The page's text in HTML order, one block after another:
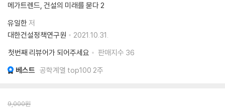
메가트렌드, 건설의 미래를 묻다 2
유일한 저
대한건설정책연구원
2021.10.31.
첫번째 리뷰어가 되어주세요
판매지수 36
베스트 공학계열 top100 2주
9,000원